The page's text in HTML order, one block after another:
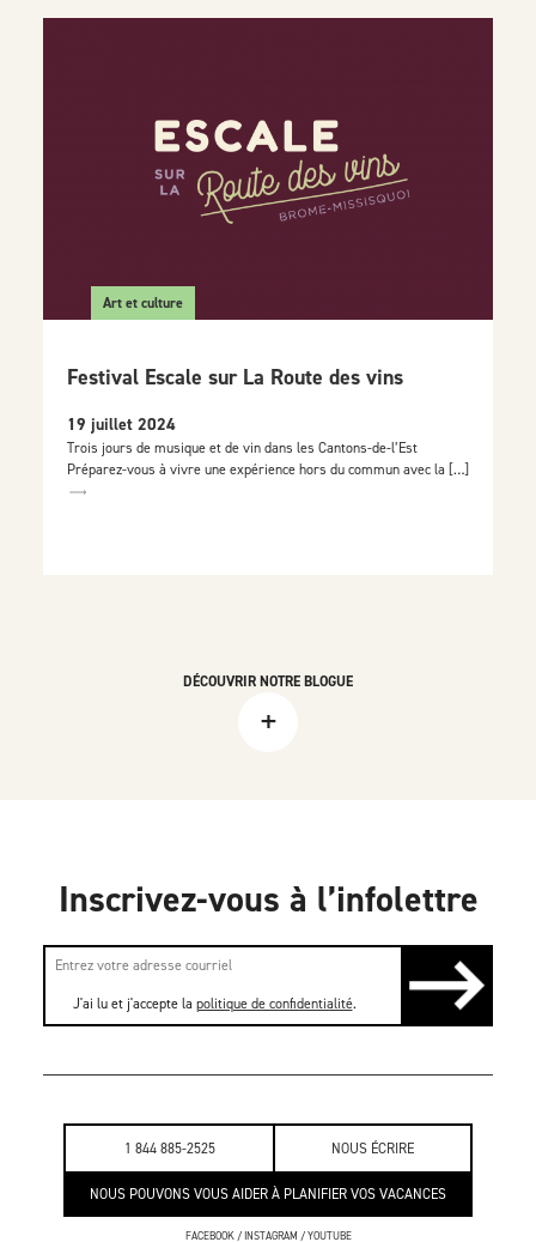
1 844 885-2525 NOUS ÉCRIRE
NOUS POUVONS VOUS AIDER À PLANIFIER VOS VACANCES
FACEBOOK/INSTAGRAM /YOUTUBE
Art et culture
Festival Escale sur La Route des vins
19 juillet 2024
Trois jours de musique et de vin dans les Cantons-de-l’Est
Préparez-vous à vivre une expérience hors du commun avec la […]
DÉCOUVRIR NOTRE BLOGUE
+
Inscrivez-vous à l’infolettre
J'ai lu et j'accepte la politique de confidentialité.